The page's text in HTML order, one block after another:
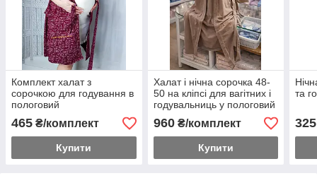
Комплект халат з
сорочкою для годування в
пологовий
465 ₴/комплект
Купити
Халат і нічна сорочка 48-
50 на кліпсі для вагітних і
годувальниць у пологовий
будинок
960₴/комплект
Купити
та
325